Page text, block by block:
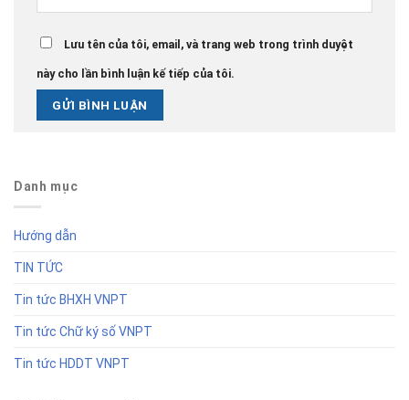
Lưu tên của tôi, email, và trang web trong trình duyệt
này cho lần bình luận kế tiếp của tôi.
Danh mục
Hướng dẫn
TIN TỨC
Tin tức BHXH VNPT
Tin tức Chữ ký số VNPT
Tin tức HDDT VNPT